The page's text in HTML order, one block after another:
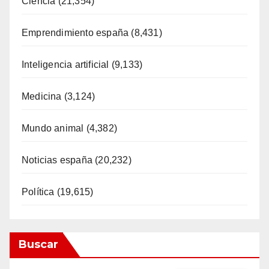
Emprendimiento españa (8,431)
Inteligencia artificial (9,133)
Medicina (3,124)
Mundo animal (4,382)
Noticias españa (20,232)
Política (19,615)
Buscar